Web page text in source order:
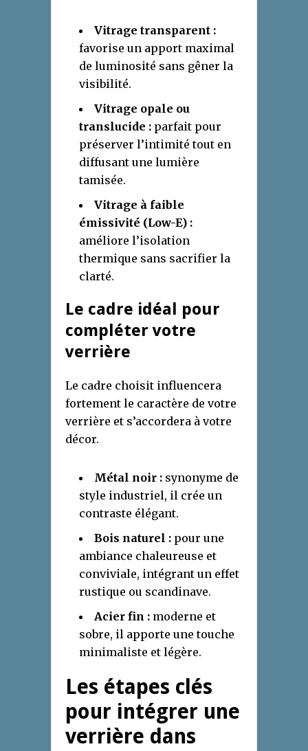
Vitrage transparent :
favorise un apport maximal
de luminosité sans gêner la
visibilité.
Vitrage opale ou
translucide : parfait pour
préserver l’intimité tout en
diffusant une lumière
tamisée.
Vitrage à faible
émissivité (Low-E) :
améliore l’isolation
thermique sans sacrifier la
clarté.
Le cadre idéal pour
compléter votre
verrière
Le cadre choisit influencera
fortement le caractère de votre
verrière et s’accordera à votre
décor.
Métal noir : synonyme de
style industriel, il crée un
contraste élégant.
Bois naturel : pour une
ambiance chaleureuse et
conviviale, intégrant un effet
rustique ou scandinave.
Acier fin : moderne et
sobre, il apporte une touche
minimaliste et légère.
Les étapes clés
pour intégrer une
verrière dans